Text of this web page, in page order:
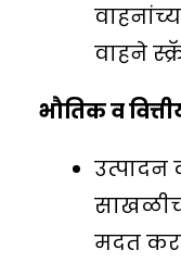
वाहने
भौतिक व
उत्पादन
मदत